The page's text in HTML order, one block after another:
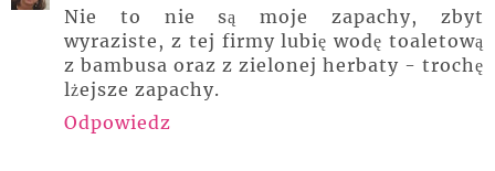
Nie to nie są moje zapachy, zbyt
wyraziste, z tej firmy lubię wodę toaletową
z bambusa oraz z zielonej herbaty - trochę
lżejsze zapachy.
Odpowiedz